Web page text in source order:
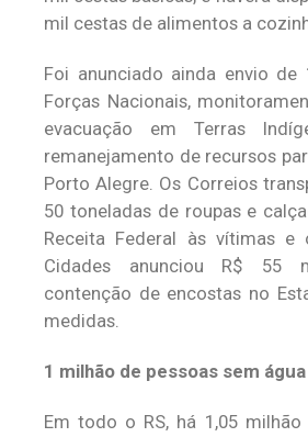
mil cestas de alimentos a
Foi anunciado ainda envio de
Forças Nacionais,
evacuação em Terras
remanejamento de recursos
Porto Alegre. Os Correios
50 toneladas de roupas e
Receita Federal às vítimas e
Cidades anunciou R$ 55
contenção de encostas no
medidas.
1 milhão de pessoas sem água
Em todo o RS, há 1,05 milhão